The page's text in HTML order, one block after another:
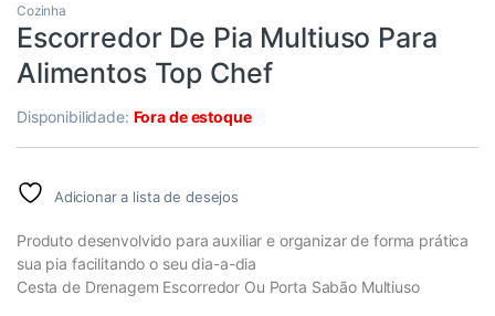
Cozinha
Escorredor De Pia Multiuso Para
Alimentos Top Chef
Disponibilidade: Fora de estoque
Adicionar a lista de desejos
Produto desenvolvido para auxiliar e organizar de forma prática
sua pia facilitando o seu dia-a-dia
Cesta de Drenagem Escorredor Ou Porta Sabão Multiuso